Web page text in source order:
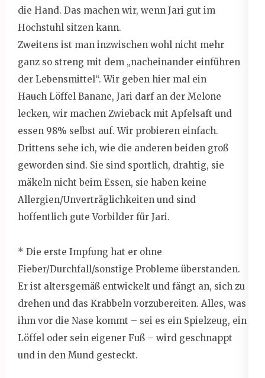
die Hand. Das machen wir, wenn Jari gut im
Hochstuhl sitzen kann.
Zweitens ist man inzwischen wohl nicht mehr
ganz so streng mit dem „nacheinander einführen
der Lebensmittel“. Wir geben hier mal ein
Hauch Löffel Banane, Jari darf an der Melone
lecken, wir machen Zwieback mit Apfelsaft und
essen 98% selbst auf. Wir probieren einfach.
Drittens sehe ich, wie die anderen beiden groß
geworden sind. Sie sind sportlich, drahtig, sie
mäkeln nicht beim Essen, sie haben keine
Allergien/Unverträglichkeiten und sind
hoffentlich gute Vorbilder für Jari.
* Die erste Impfung hat er ohne
Fieber/Durchfall/sonstige Probleme überstanden.
Er ist altersgemäß entwickelt und fängt an, sich zu
drehen und das Krabbeln vorzubereiten. Alles, was
ihm vor die Nase kommt – sei es ein Spielzeug, ein
Löffel oder sein eigener Fuß – wird geschnappt
und in den Mund gesteckt.